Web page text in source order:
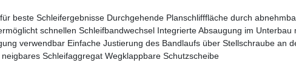
beste Schleifergebnisse Durchgehende Planschlifffläche durch
schnellen Schleifbandwechsel Integrierte Absaugung im
verwendbar Einfache Justierung des Bandlaufs über Stellschraube an
Schleifaggregat Wegklappbare Schutzscheibe